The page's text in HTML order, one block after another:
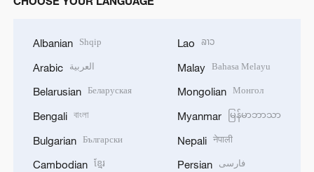
Albanian Shqip
Arabic العربية
Belarusian Беларуская
Bengali বাংলা
Bulgarian Български
Cambodian ខ្មែរ
Lao ລາວ
Malay Bahasa Melayu
Mongolian Монгол
Myanmar မြန်မာဘာသာ
Nepali नेपाली
Persian فارسی